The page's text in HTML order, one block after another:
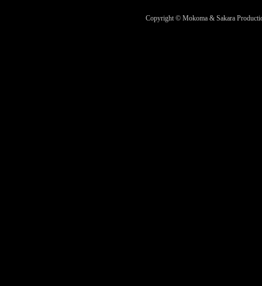
Copyright © Mokoma & Sakara